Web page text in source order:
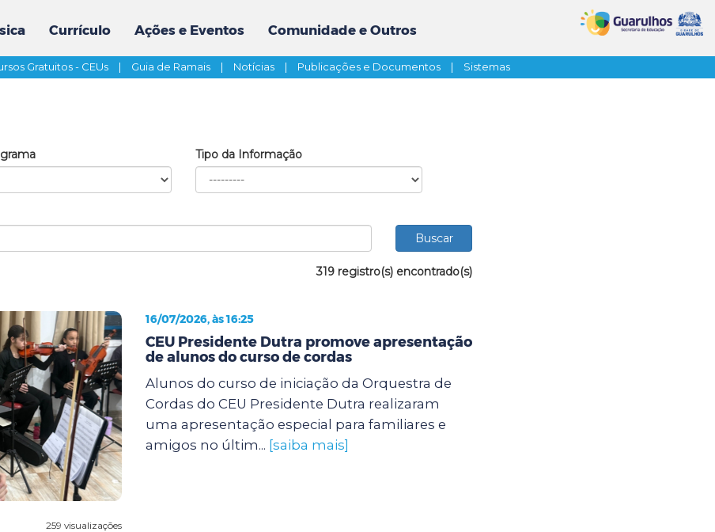
Currículo Ações e Eventos Comunidade e Outros
Gratuitos - CEUs | Guia de Ramais | Notícias | Publicações e Documentos | Sistemas
Tipo da Informação
319 registro(s) encontrado(s)
259 visualizações
16/07/2026, às 16:25
CEU Presidente Dutra promove apresentação
de alunos do curso de cordas
Alunos do curso de iniciação da Orquestra de
Cordas do CEU Presidente Dutra realizaram
uma apresentação especial para familiares e
amigos no últim... [saiba mais]